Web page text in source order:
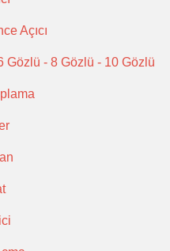
Açıcı
Gözlü - 8 Gözlü - 10 Gözlü